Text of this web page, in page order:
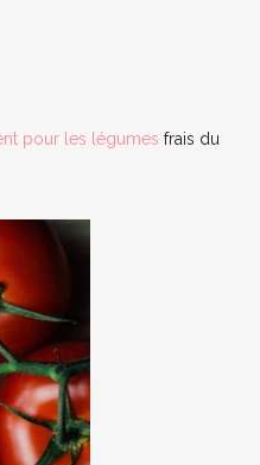
pour les légumes frais du